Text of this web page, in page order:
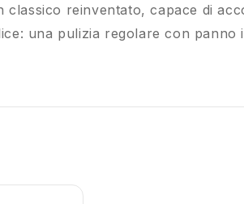
reinventato, capace di
una pulizia regolare con